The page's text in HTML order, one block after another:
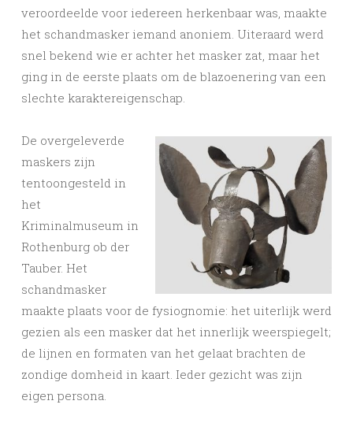
veroordeelde voor iedereen herkenbaar was, maakte
het schandmasker iemand anoniem. Uiteraard werd
snel bekend wie er achter het masker zat, maar het
ging in de eerste plaats om de blazoenering van een
slechte karaktereigenschap.
De overgeleverde
maskers zijn
tentoongesteld in
het
Kriminalmuseum in
Rothenburg ob der
Tauber. Het
schandmasker
maakte plaats voor de fysiognomie: het uiterlijk werd
gezien als een masker dat het innerlijk weerspiegelt;
de lijnen en formaten van het gelaat brachten de
zondige domheid in kaart. Ieder gezicht was zijn
eigen persona.